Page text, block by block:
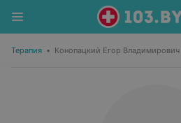
Терапия • Конопацкий Егор Владимирович